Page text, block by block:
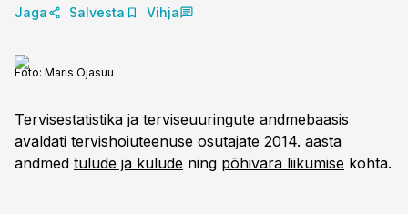
Jaga Salvesta Vihja
Foto: Maris Ojasuu
Tervisestatistika ja terviseuuringute andmebaasis
avaldati tervishoiuteenuse osutajate 2014. aasta
andmed tulude ja kulude ning põhivara liikumise kohta.